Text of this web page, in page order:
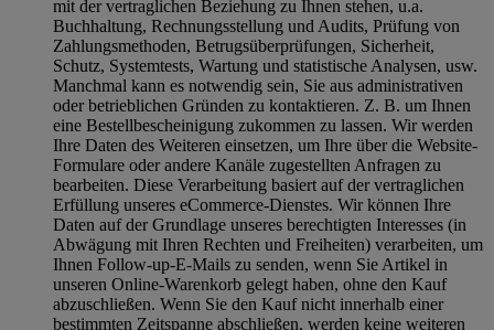
mit der vertraglichen Beziehung zu Ihnen stehen, u.a.
Buchhaltung, Rechnungsstellung und Audits, Prüfung von
Zahlungsmethoden, Betrugsüberprüfungen, Sicherheit,
Schutz, Systemtests, Wartung und statistische Analysen, usw.
Manchmal kann es notwendig sein, Sie aus administrativen
oder betrieblichen Gründen zu kontaktieren. Z. B. um Ihnen
eine Bestellbescheinigung zukommen zu lassen. Wir werden
Ihre Daten des Weiteren einsetzen, um Ihre über die Website-
Formulare oder andere Kanäle zugestellten Anfragen zu
bearbeiten. Diese Verarbeitung basiert auf der vertraglichen
Erfüllung unseres eCommerce-Dienstes. Wir können Ihre
Daten auf der Grundlage unseres berechtigten Interesses (in
Abwägung mit Ihren Rechten und Freiheiten) verarbeiten, um
Ihnen Follow-up-E-Mails zu senden, wenn Sie Artikel in
unseren Online-Warenkorb gelegt haben, ohne den Kauf
abzuschließen. Wenn Sie den Kauf nicht innerhalb einer
bestimmten Zeitspanne abschließen, werden keine weiteren